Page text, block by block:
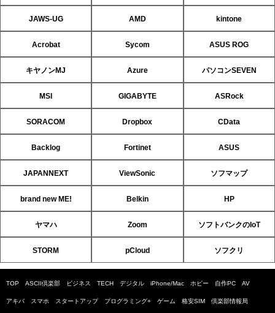
JAWS-UG AMD kintone
Acrobat Sycom ASUS ROG
キヤノンMJ Azure パソコンSEVEN
MSI GIGABYTE ASRock
SORACOM Dropbox CData
Backlog Fortinet ASUS
JAPANNEXT ViewSonic ソフマップ
brand new ME! Belkin HP
ヤマハ Zoom ソフトバンクのIoT
STORM pCloud ソフクリ
TOP ASCII倶楽部 ビジネス TECH デジタル iPhone/Mac ホビー 自作PC AV
アキバ スマホ スタートアップ プログラミング+ ゲーム 格安SIM 倶楽部情報局